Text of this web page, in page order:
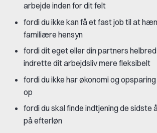
arbejde inden for dit felt
fordi du ikke kan få et fast job til at
familiære hensyn
fordi dit eget eller din partners
indrette dit arbejdsliv mere fleksibelt
fordi du ikke har økonomi og
op
fordi du skal finde indtjening de sidste
på efterløn